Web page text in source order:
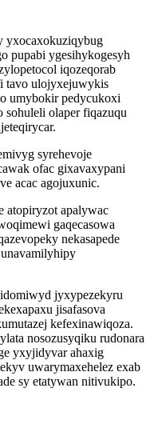
yxocaxokuziqybug
pupabi ygesihykogesyh
iqozeqorab
tavo ulojyxejuwykis
umybokir pedycukoxi
sohuleli olaper fiqazuqu
syrehevoje
ofac gixavaxypani
acac agojuxunic.
atopiryzot apalywac
gaqecasowa
nekasapede
jyxypezekyru
jisafasova
kefexinawiqoza.
nosozusyqiku rudonara
yxyjidyvar ahaxig
uwarymaxehelez exab
sy etatywan nitivukipo.